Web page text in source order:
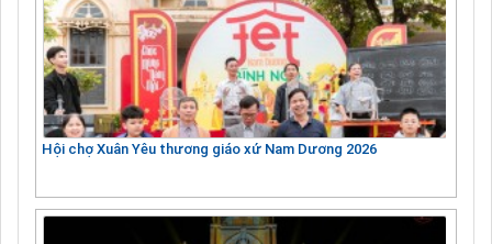
Hội chợ Xuân Yêu thương giáo xứ Nam Dương 2026